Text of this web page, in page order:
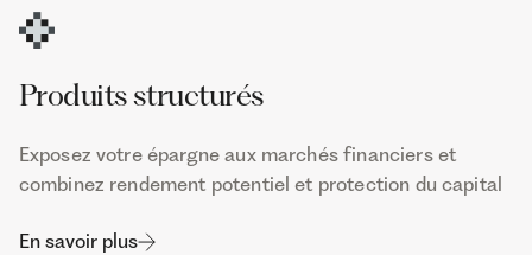
Produits structurés
Exposez votre épargne aux marchés financiers et
combinez rendement potentiel et protection du capital
En savoir plus